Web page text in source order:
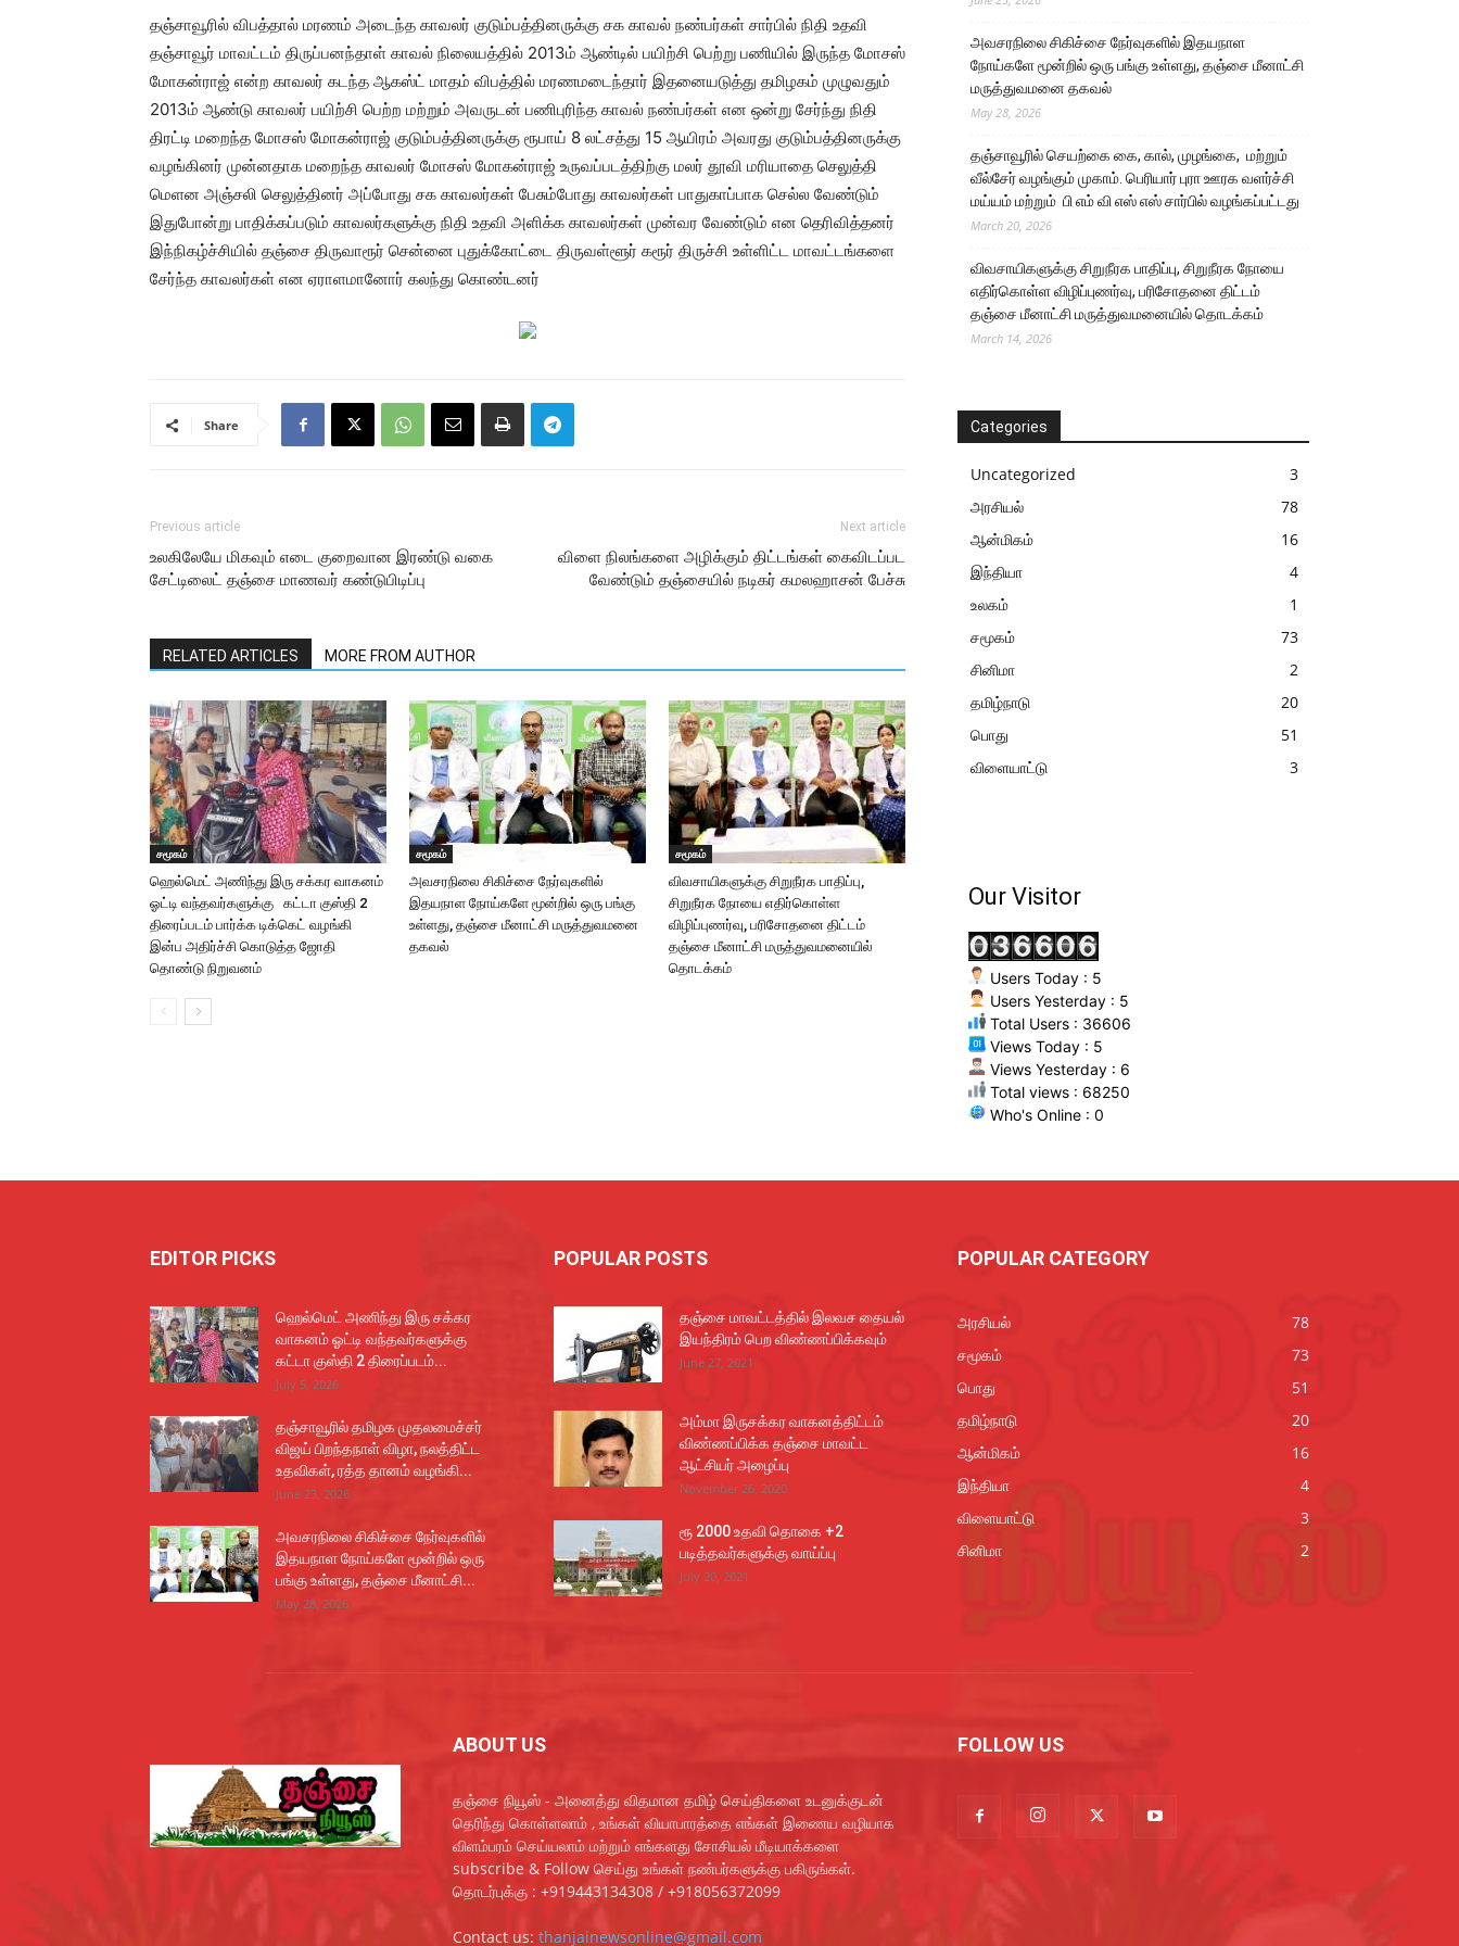
தஞ்சாவூரில் விபத்தால் மரணம் அடைந்த காவலர் குடும்பத்தினருக்கு சக காவல் நண்பர்கள் சார்பில் நிதி உதவி
தஞ்சாவூர் மாவட்டம் திருப்பனந்தாள் காவல் நிலையத்தில் 2013ம் ஆண்டில் பயிற்சி பெற்று பணியில் இருந்த மோசஸ்
மோகன்ராஜ் என்ற காவலர் கடந்த ஆகஸ்ட் மாதம் விபத்தில் மரணமடைந்தார் இதனையடுத்து தமிழகம் முழுவதும்
2013ம் ஆண்டு காவலர் பயிற்சி பெற்ற மற்றும் அவருடன் பணிபுரிந்த காவல் நண்பர்கள் என ஒன்று சேர்ந்து நிதி
திரட்டி மறைந்த மோசஸ் மோகன்ராஜ் குடும்பத்தினருக்கு ரூபாய் 8 லட்சத்து 15 ஆயிரம் அவரது குடும்பத்தினருக்கு
வழங்கினர் முன்னதாக மறைந்த காவலர் மோசஸ் மோகன்ராஜ் உருவப்படத்திற்கு மலர் தூவி மரியாதை செலுத்தி
மெளன அஞ்சலி செலுத்தினர் அப்போது சக காவலர்கள் பேசும்போது காவலர்கள் பாதுகாப்பாக செல்ல வேண்டும்
இதுபோன்று பாதிக்கப்படும் காவலர்களுக்கு நிதி உதவி அளிக்க காவலர்கள் முன்வர வேண்டும் என தெரிவித்தனர்
இந்நிகழ்ச்சியில் தஞ்சை திருவாரூர் சென்னை புதுக்கோட்டை திருவள்ளூர் கரூர் திருச்சி உள்ளிட்ட மாவட்டங்களை
சேர்ந்த காவலர்கள் என ஏராளமானோர் கலந்து கொண்டனர்
Share
Previous article
உலகிலேயே மிகவும் எடை குறைவான இரண்டு வகை
சேட்டிலைட் தஞ்சை மாணவர் கண்டுபிடிப்பு
Next article
விளை நிலங்களை அழிக்கும் திட்டங்கள் கைவிடப்பட
வேண்டும் தஞ்சையில் நடிகர் கமலஹாசன் பேச்சு
RELATED ARTICLES MORE FROM AUTHOR
சமூகம்
ஹெல்மெட் அணிந்து இரு சக்கர வாகனம்
ஓட்டி வந்தவர்களுக்கு கட்டா குஸ்தி 2
திரைப்படம் பார்க்க டிக்கெட் வழங்கி
இன்ப அதிர்ச்சி கொடுத்த ஜோதி
தொண்டு நிறுவனம்
சமூகம்
அவசரநிலை சிகிச்சை நேர்வுகளில்
இதயநாள நோய்களே மூன்றில் ஒரு பங்கு
உள்ளது, தஞ்சை மீனாட்சி மருத்துவமனை
தகவல்
சமூகம்
விவசாயிகளுக்கு சிறுநீரக பாதிப்பு,
சிறுநீரக நோயை எதிர்கொள்ள
விழிப்புணர்வு, பரிசோதனை திட்டம்
தஞ்சை மீனாட்சி மருத்துவமனையில்
தொடக்கம்
அவசரநிலை சிகிச்சை நேர்வுகளில் இதயநாள
நோய்களே மூன்றில் ஒரு பங்கு உள்ளது, தஞ்சை மீனாட்சி
மருத்துவமனை தகவல்
May 28, 2026
தஞ்சாவூரில் செயற்கை கை, கால், முழங்கை, மற்றும்
வீல்சேர் வழங்கும் முகாம். பெரியார் புரா ஊரக வளர்ச்சி
மய்யம் மற்றும் பி எம் வி எஸ் எஸ் சார்பில் வழங்கப்பட்டது
March 20, 2026
விவசாயிகளுக்கு சிறுநீரக பாதிப்பு, சிறுநீரக நோயை
எதிர்கொள்ள விழிப்புணர்வு, பரிசோதனை திட்டம்
தஞ்சை மீனாட்சி மருத்துவமனையில் தொடக்கம்
March 14, 2026
Categories
Uncategorized
3
அரசியல்
78
ஆன்மிகம்
16
இந்தியா
4
உலகம்
1
சமூகம்
73
சினிமா
2
தமிழ்நாடு
20
பொது
51
விளையாட்டு
3
Our Visitor
Users Today : 5
Users Yesterday : 5
Total Users : 36606
Views Today : 5
Views Yesterday : 6
Total views : 68250
Who's Online : 0
EDITOR PICKS
ஹெல்மெட் அணிந்து இரு சக்கர
வாகனம் ஓட்டி வந்தவர்களுக்கு
கட்டா குஸ்தி 2 திரைப்படம்...
July 5, 2026
தஞ்சாவூரில் தமிழக முதலமைச்சர்
விஜய் பிறந்தநாள் விழா, நலத்திட்ட
உதவிகள், ரத்த தானம் வழங்கி...
June 23, 2026
அவசரநிலை சிகிச்சை நேர்வுகளில்
இதயநாள நோய்களே மூன்றில் ஒரு
பங்கு உள்ளது, தஞ்சை மீனாட்சி...
May 28, 2026
POPULAR POSTS
தஞ்சை மாவட்டத்தில் இலவச தையல்
இயந்திரம் பெற விண்ணப்பிக்கவும்
June 27, 2021
அம்மா இருசக்கர வாகனத்திட்டம்
விண்ணப்பிக்க தஞ்சை மாவட்ட
ஆட்சியர் அழைப்பு
November 26, 2020
ரூ 2000 உதவி தொகை +2
படித்தவர்களுக்கு வாய்ப்பு
July 20, 2021
POPULAR CATEGORY
அரசியல்
78
சமூகம்
73
பொது
51
தமிழ்நாடு
20
ஆன்மிகம்
16
இந்தியா
4
விளையாட்டு
3
சினிமா
2
ABOUT US
தஞ்சை நியூஸ் - அனைத்து விதமான தமிழ் செய்திகளை உடனுக்குடன்
தெரிந்து கொள்ளலாம் , உங்கள் வியாபாரத்தை எங்கள் இணைய வழியாக
விளம்பரம் செய்யலாம் மற்றும் எங்களது சோசியல் மீடியாக்களை
subscribe & Follow செய்து உங்கள் நண்பர்களுக்கு பகிருங்கள்.
தொடர்புக்கு : +919443134308 / +918056372099
Contact us: thanjainewsonline@gmail.com
FOLLOW US